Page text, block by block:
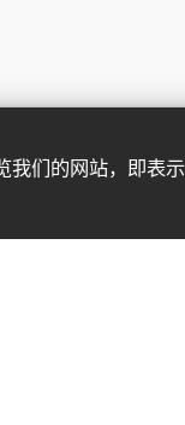
我们的网站，即表